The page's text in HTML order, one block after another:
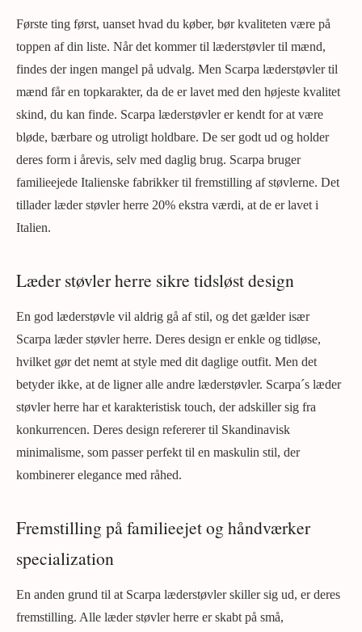
Første ting først, uanset hvad du køber, bør kvaliteten være på
toppen af ​​din liste. Når det kommer til læderstøvler til mænd,
findes der ingen mangel på udvalg. Men Scarpa læderstøvler til
mænd får en topkarakter, da de er lavet med den højeste kvalitet
skind, du kan finde. Scarpa læderstøvler er kendt for at være
bløde, bærbare og utroligt holdbare. De ser godt ud og holder
deres form i årevis, selv med daglig brug. Scarpa bruger
familieejede Italienske fabrikker til fremstilling af støvlerne. Det
tillader læder støvler herre 20% ekstra værdi, at de er lavet i
Italien.
Læder støvler herre sikre tidsløst design
En god læderstøvle vil aldrig gå af stil, og det gælder især
Scarpa læder støvler herre. Deres design er enkle og tidløse,
hvilket gør det nemt at style med dit daglige outfit. Men det
betyder ikke, at de ligner alle andre læderstøvler. Scarpa´s læder
støvler herre har et karakteristisk touch, der adskiller sig fra
konkurrencen. Deres design refererer til Skandinavisk
minimalisme, som passer perfekt til en maskulin stil, der
kombinerer elegance med råhed.
Fremstilling på familieejet og håndværker
specialization
En anden grund til at Scarpa læderstøvler skiller sig ud, er deres
fremstilling. Alle læder støvler herre er skabt på små,